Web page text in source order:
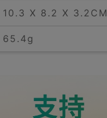
10.3 X 8.2 X 3.2CM
65.4g